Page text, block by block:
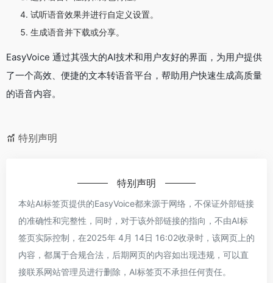
试听语音效果并进行自定义设置。
生成语音并下载或分享。
EasyVoice 通过其强大的AI技术和用户友好的界面，为用户提供
了一个高效、便捷的文本转语音平台，帮助用户快速生成高质量
的语音内容。
特别声明
特别声明
本站AI标签页提供的EasyVoice都来源于网络，不保证外部链接
的准确性和完整性，同时，对于该外部链接的指向，不由AI标
签页实际控制，在2025年 4月 14日 16:02收录时，该网页上的
内容，都属于合规合法，后期网页的内容如出现违规，可以直
接联系网站管理员进行删除，AI标签页不承担任何责任。